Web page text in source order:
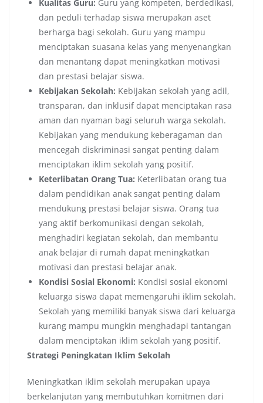
Kualitas Guru: Guru yang kompeten, berdedikasi,
dan peduli terhadap siswa merupakan aset
berharga bagi sekolah. Guru yang mampu
menciptakan suasana kelas yang menyenangkan
dan menantang dapat meningkatkan motivasi
dan prestasi belajar siswa.
Kebijakan Sekolah: Kebijakan sekolah yang adil,
transparan, dan inklusif dapat menciptakan rasa
aman dan nyaman bagi seluruh warga sekolah.
Kebijakan yang mendukung keberagaman dan
mencegah diskriminasi sangat penting dalam
menciptakan iklim sekolah yang positif.
Keterlibatan Orang Tua: Keterlibatan orang tua
dalam pendidikan anak sangat penting dalam
mendukung prestasi belajar siswa. Orang tua
yang aktif berkomunikasi dengan sekolah,
menghadiri kegiatan sekolah, dan membantu
anak belajar di rumah dapat meningkatkan
motivasi dan prestasi belajar anak.
Kondisi Sosial Ekonomi: Kondisi sosial ekonomi
keluarga siswa dapat memengaruhi iklim sekolah.
Sekolah yang memiliki banyak siswa dari keluarga
kurang mampu mungkin menghadapi tantangan
dalam menciptakan iklim sekolah yang positif.
Strategi Peningkatan Iklim Sekolah
Meningkatkan iklim sekolah merupakan upaya
berkelanjutan yang membutuhkan komitmen dari